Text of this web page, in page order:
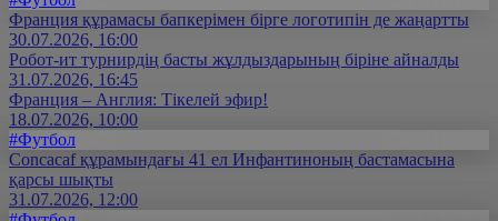
Франция құрамасы бапкерімен бірге логотипін де жаңартты
30.07.2026, 16:00
Робот-ит турнирдің басты жұлдыздарының біріне айналды
31.07.2026, 16:45
Франция – Англия: Тікелей эфир!
18.07.2026, 10:00
#Футбол
Concacaf құрамындағы 41 ел Инфантиноның бастамасына
қарсы шықты
31.07.2026, 12:00